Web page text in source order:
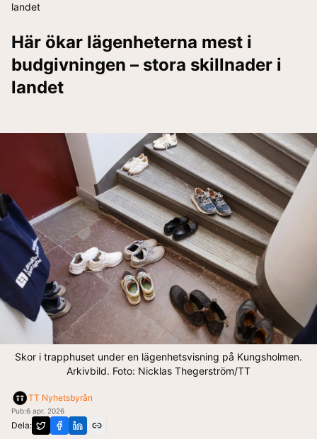
landet
Här ökar lägenheterna mest i
budgivningen – stora skillnader i
landet
Skor i trapphuset under en lägenhetsvisning på Kungsholmen.
Arkivbild. Foto: Nicklas Thegerström/TT
TT Nyhetsbyrån
Pub:6 apr. 2026
Dela: